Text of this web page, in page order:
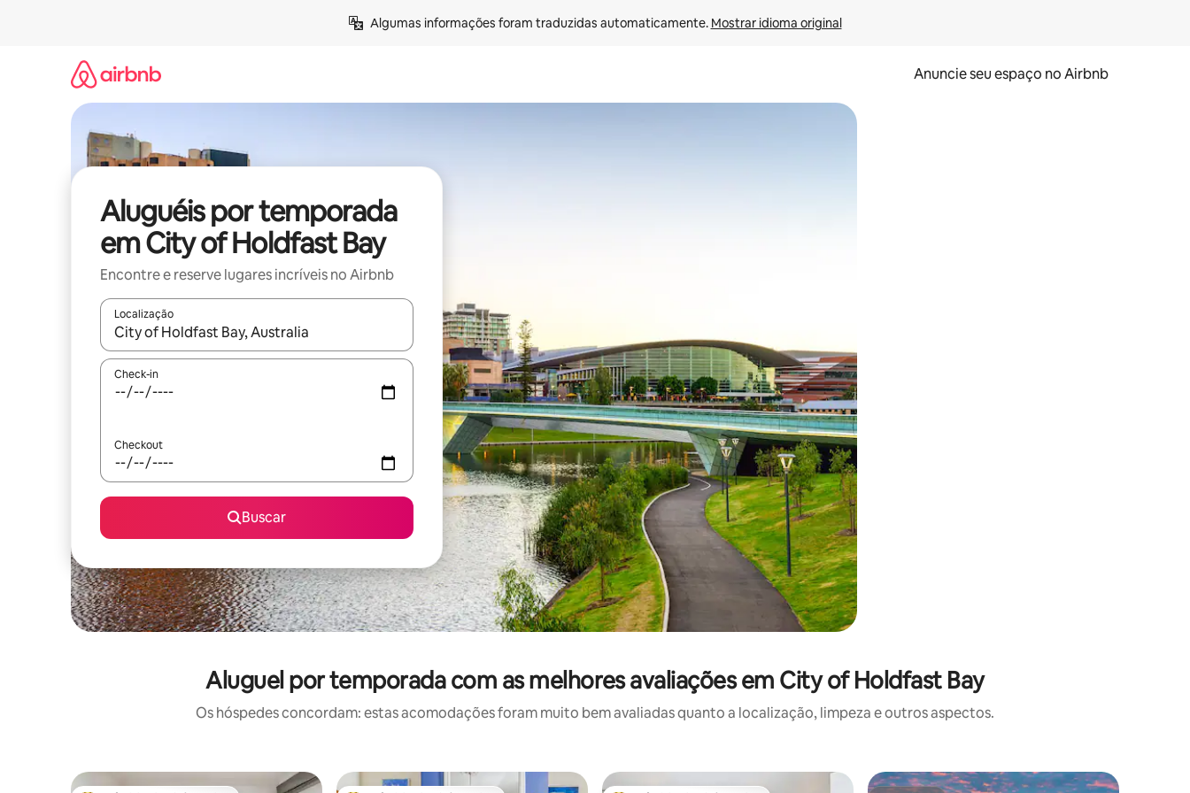
Algumas informações foram traduzidas automaticamente. Mostrar idioma original
Anuncie seu espaço no Airbnb
Aluguéis por temporada
em City of Holdfast Bay
Encontre e reserve lugares incríveis no Airbnb
Localização
Quando os resultados estiverem disponíveis, explore-os usando as seta para cima e para baixo do teclado ou tocando e deslizando o dedo na tela.
Check-in
Checkout
Buscar
Aluguel por temporada com as melhores avaliações em City of Holdfast Bay
Os hóspedes concordam: estas acomodações foram muito bem avaliadas quanto a localização, limpeza e outros aspectos.